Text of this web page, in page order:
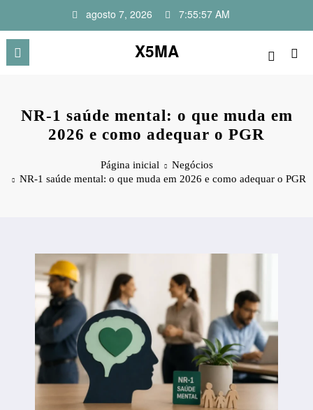
o
conteúdo
agosto 7, 2026 7:55:58 AM
X5MA
NR-1 saúde mental: o que muda em
2026 e como adequar o PGR
Página inicial
Negócios
NR-1 saúde mental: o que muda em 2026 e como adequar o PGR